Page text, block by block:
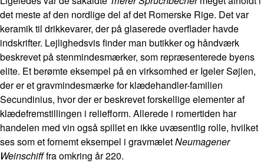
det meste af den nordlige del af det Romerske Rige. Det var
keramik til drikkevarer, der på glaserede overflader havde
indskrifter. Lejlighedsvis finder man butikker og håndværk
beskrevet på stenmindesmærker, som repræsenterede byens
elite. Et berømte eksempel på en virksomhed er Igeler Søjlen,
der er et gravmindesmærke for klædehandler-familien
Secundinius, hvor der er beskrevet forskellige elementer af
klædefremstillingen i reliefform. Allerede i romertiden har
handelen med vin også spillet en ikke uvæsentlig rolle, hvilket
ses som et fornemt eksempel i gravmæletNeumagener
Weinschifffra omkring år 220.